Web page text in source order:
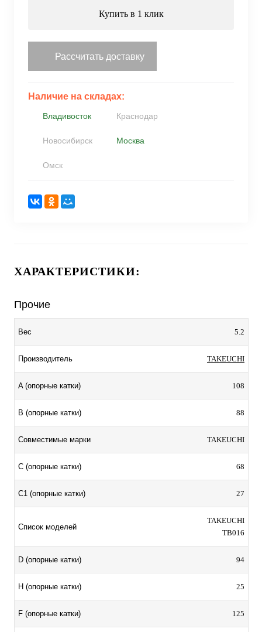
Купить в 1 клик
Рассчитать доставку
Наличие на складах:
Владивосток Краснодар
Новосибирск Москва
Омск
ХАРАКТЕРИСТИКИ:
Прочие
Вес 5.2
Производитель TAKEUCHI
A (опорные катки) 108
B (опорные катки) 88
Совместимые марки TAKEUCHI
C (опорные катки) 68
C1 (опорные катки) 27
Список моделей
TAKEUCHI
TB016
D (опорные катки) 94
H (опорные катки) 25
F (опорные катки) 125